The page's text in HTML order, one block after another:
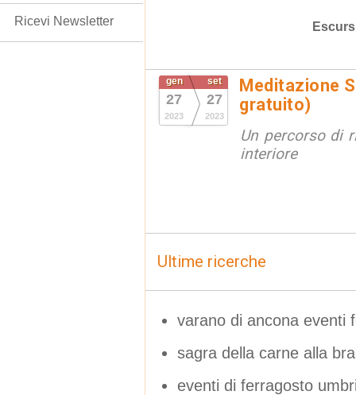
gen
27
2023
set
27
2023
Meditazione
gratuito)
Un percorso di
interiore
Ultime ricerche
varano di ancona eventi
sagra della carne alla
eventi di ferragosto
Ricevi Newsletter